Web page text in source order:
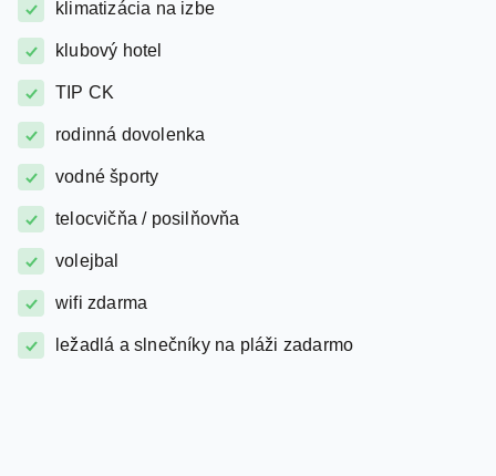
klimatizácia na izbe
klubový hotel
TIP CK
rodinná dovolenka
vodné športy
telocvičňa / posilňovňa
volejbal
wifi zdarma
ležadlá a slnečníky na pláži zadarmo